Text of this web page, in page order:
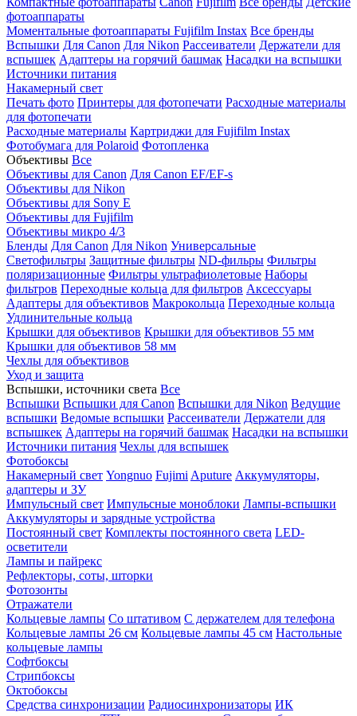
фотоаппараты
Моментальные фотоаппараты Fujifilm Instax Все бренды
Вспышки Для Canon Для Nikon Рассеиватели Держатели для
вспышек Адаптеры на горячий башмак Насадки на вспышки
Источники питания
Накамерный свет
Печать фото Принтеры для фотопечати Расходные материалы
для фотопечати
Расходные материалы Картриджи для Fujifilm Instax
Фотобумага для Polaroid Фотопленка
Объективы Все
Объективы для Canon Для Canon EF/EF-s
Объективы для Nikon
Объективы для Sony E
Объективы для Fujifilm
Объективы микро 4/3
Бленды Для Canon Для Nikon Универсальные
Светофильтры Защитные фильтры ND-фильры Фильтры
поляризационные Фильтры ультрафиолетовые Наборы
фильтров Переходные кольца для фильтров Аксессуары
Адаптеры для объективов Макрокольца Переходные кольца
Удлинительные кольца
Крышки для объективов Крышки для объективов 55 мм
Крышки для объективов 58 мм
Чехлы для объективов
Уход и защита
Вспышки, источники света Все
Вспышки Вспышки для Canon Вспышки для Nikon Ведущие
вспышки Ведомые вспышки Рассеиватели Держатели для
вспышкек Адаптеры на горячий башмак Насадки на вспышки
Источники питания Чехлы для вспышек
Фотобоксы
Накамерный свет Yongnuo Fujimi Aputure Аккумуляторы,
адаптеры и ЗУ
Импульсный свет Импульсные моноблоки Лампы-вспышки
Аккумуляторы и зарядные устройства
Постоянный свет Комплекты постоянного света LED-
осветители
Лампы и пайрекс
Рефлекторы, соты, шторки
Фотозонты
Отражатели
Кольцевые лампы Со штативом С держателем для телефона
Кольцевые лампы 26 см Кольцевые лампы 45 см Настольные
кольцевые лампы
Софтбоксы
Стрипбоксы
Октобоксы
Средства синхронизации Радиосинхронизаторы ИК